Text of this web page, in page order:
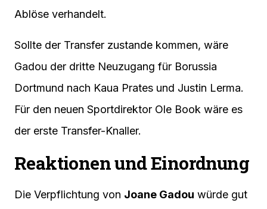
Ablöse verhandelt.
Sollte der Transfer zustande kommen, wäre
Gadou der dritte Neuzugang für Borussia
Dortmund nach Kaua Prates und Justin Lerma.
Für den neuen Sportdirektor Ole Book wäre es
der erste Transfer-Knaller.
Reaktionen und Einordnung
Die Verpflichtung von Joane Gadou würde gut